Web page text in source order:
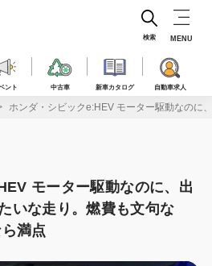
ント 中古車 新車カタログ 自動車求人
検索 MENU
ホンダ・シビックe:HEV モーター駆動なの
モーター駆動なのに、出
いな走り。燃費も文句な
満点